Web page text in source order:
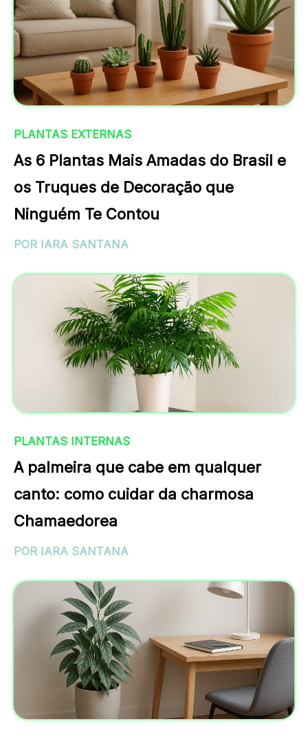
PLANTAS EXTERNAS
As 6 Plantas Mais Amadas do Brasil e
os Truques de Decoração que
Ninguém Te Contou
POR IARA SANTANA
PLANTAS INTERNAS
A palmeira que cabe em qualquer
canto: como cuidar da charmosa
Chamaedorea
POR IARA SANTANA